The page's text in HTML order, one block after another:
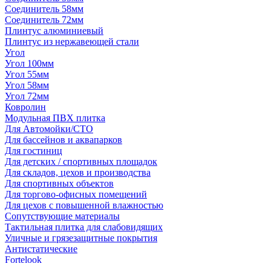
Соединитель 58мм
Соединитель 72мм
Плинтус алюминиевый
Плинтус из нержавеющей стали
Угол
Угол 100мм
Угол 55мм
Угол 58мм
Угол 72мм
Ковролин
Модульная ПВХ плитка
Для Автомойки/СТО
Для бассейнов и аквапарков
Для гостиниц
Для детских / спортивных площадок
Для складов, цехов и производства
Для спортивных объектов
Для торгово-офисных помещений
Для цехов с повышенной влажностью
Сопутствующие материалы
Тактильная плитка для слабовидящих
Уличные и грязезащитные покрытия
Антистатические
Fortelook